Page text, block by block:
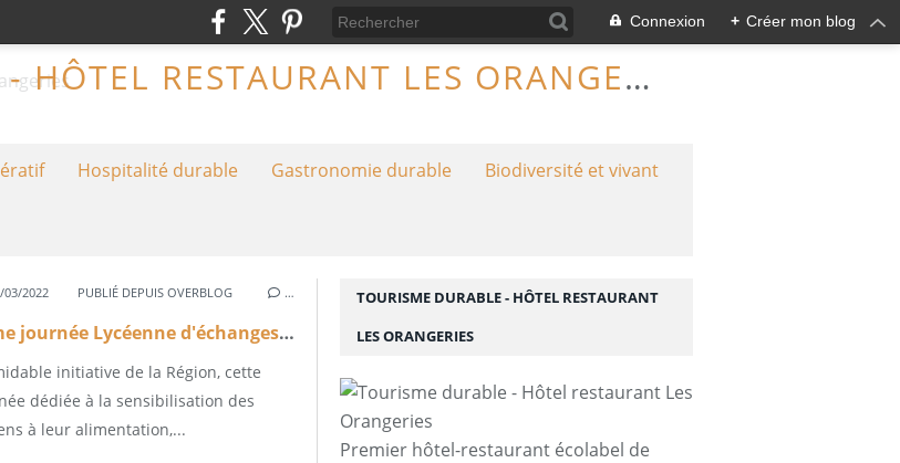
Connexion + Créer mon blog
TOURISME DURABLE - HÔTEL RESTAURANT LES ORANGERIES
Hospitalité durable Gastronomie durable Biodiversité et vivant
03/2022 PUBLIÉ DEPUIS OVERBLOG …
4ème journée Lycéenne d'échanges sur l'alimentation durable le 23/03/22 - L'impact carbone et la biodiversité, des enjeux oubliés ?
initiative de la Région, cette
dédiée à la sensibilisation des
à leur alimentation,...
TOURISME DURABLE - HÔTEL RESTAURANT
LES ORANGERIES
Premier hôtel-restaurant écolabel de